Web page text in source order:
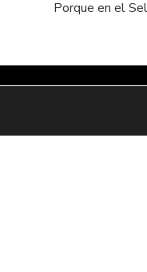
Porque en el